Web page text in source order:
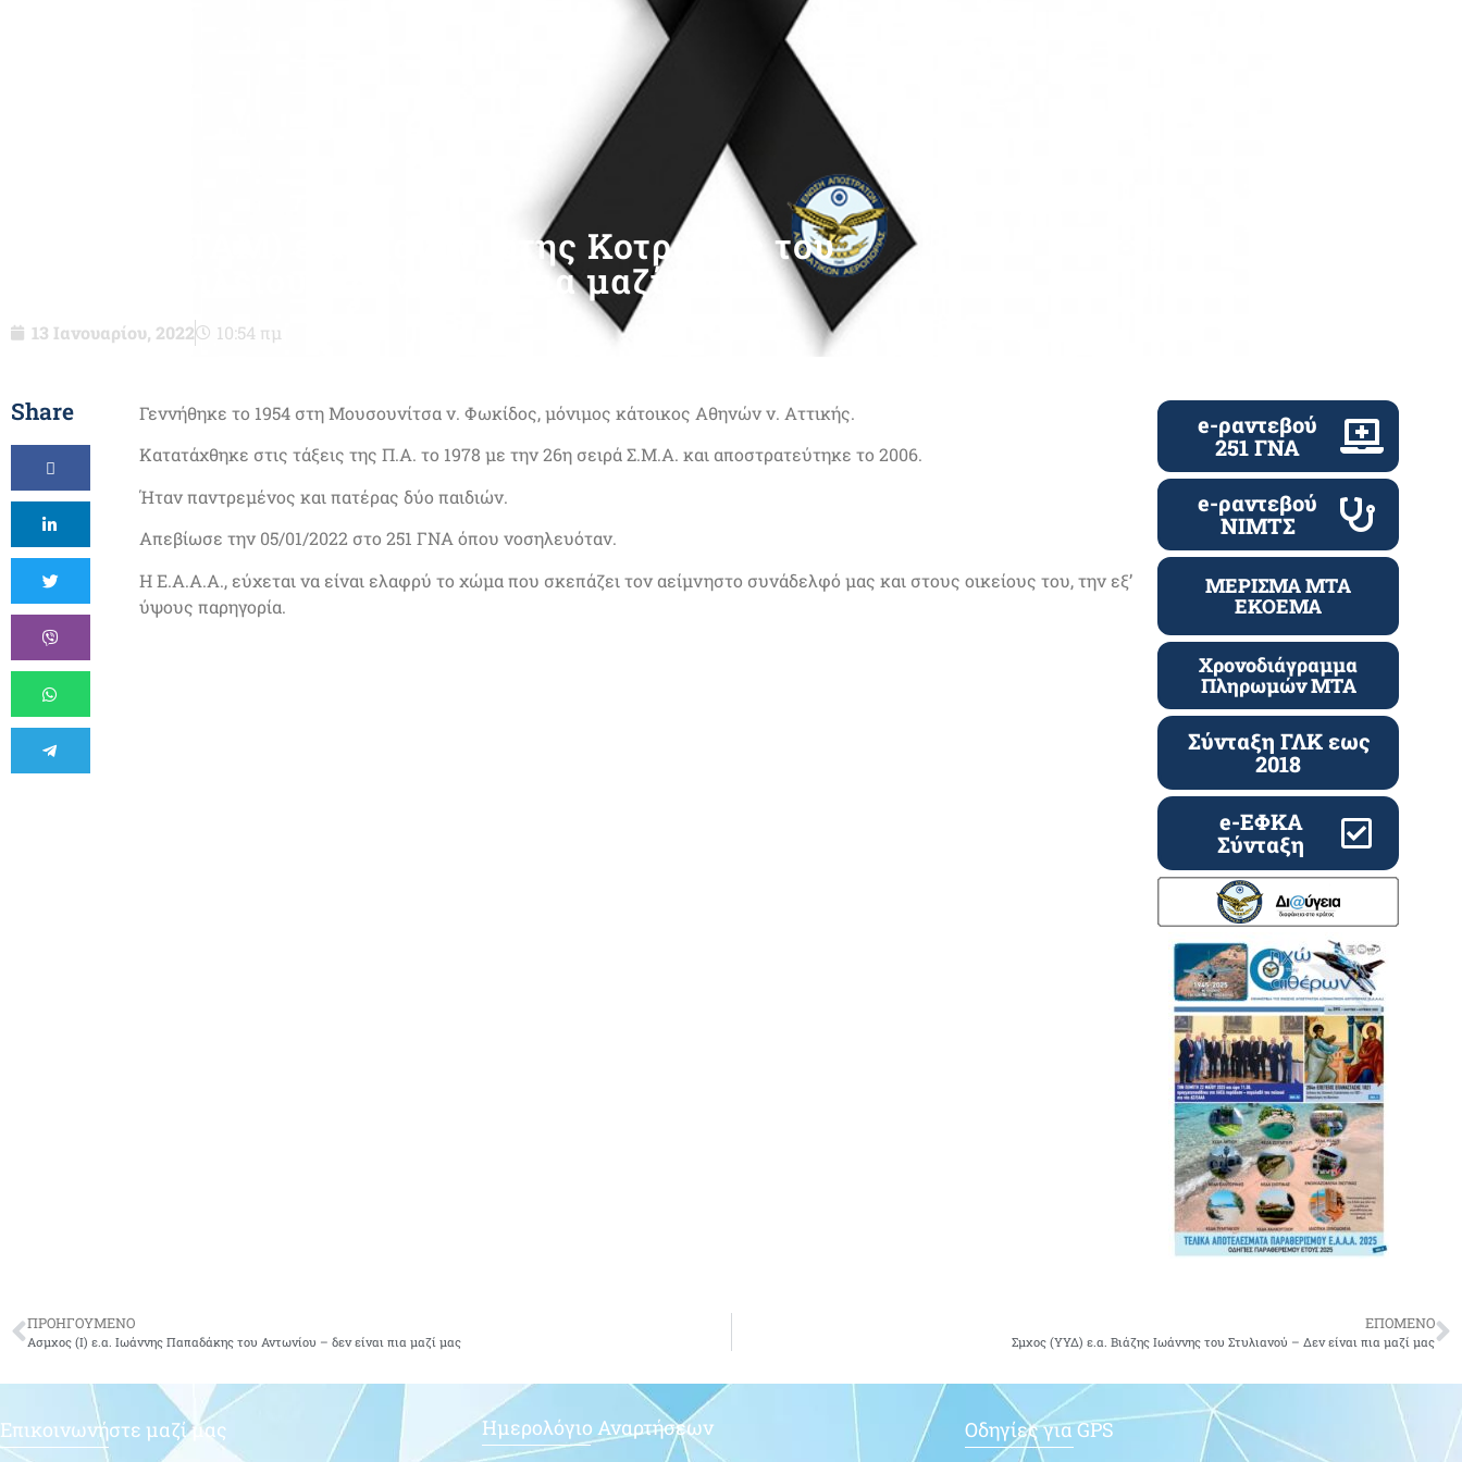
Υπτχος (ΤΑΜ) ε.α. Παναγιώτης Κοτρώνης του
Βασιλείου – δεν είναι πια μαζί μας
13 Ιανουαρίου, 2022 10:54 πμ
Share
Γεννήθηκε το 1954 στη Μουσουνίτσα ν. Φωκίδος, μόνιμος κάτοικος Αθηνών ν. Αττικής.
Κατατάχθηκε στις τάξεις της Π.Α. το 1978 με την 26η σειρά Σ.Μ.Α. και αποστρατεύτηκε το 2006.
Ήταν παντρεμένος και πατέρας δύο παιδιών.
Απεβίωσε την 05/01/2022 στο 251 ΓΝΑ όπου νοσηλευόταν.
Η Ε.Α.Α.Α., εύχεται να είναι ελαφρύ το χώμα που σκεπάζει τον αείμνηστο συνάδελφό μας και στους οικείους του, την εξ’
ύψους παρηγορία.
e-ραντεβού
251 ΓΝΑ
e-ραντεβού
ΝΙΜΤΣ
ΜΕΡΙΣΜΑ ΜΤΑ
ΕΚΟΕΜΑ
Χρονοδιάγραμμα
Πληρωμών ΜΤΑ
Σύνταξη ΓΛΚ εως
2018
e-ΕΦΚΑ
Σύνταξη
ΠΡΟΗΓΟΥΜΕΝΟ
Ασμχος (Ι) ε.α. Ιωάννης Παπαδάκης του Αντωνίου – δεν είναι πια μαζί μας
ΕΠΟΜΕΝΟ
Σμχος (ΥΥΔ) ε.α. Βιάζης Ιωάννης του Στυλιανού – Δεν είναι πια μαζί μας
Επικοινωνήστε μαζί μας Ημερολόγιο Αναρτήσεων Οδηγίες για GPS